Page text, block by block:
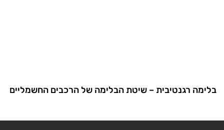
בלימה רגנטיבית – שיטת הבלימה של הרכבים החשמליים